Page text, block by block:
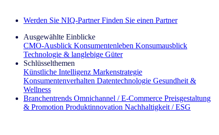
Werden Sie NIQ-Partner Finden Sie einen Partner
Ausgewählte Einblicke
CMO‑Ausblick Konsumentenleben Konsumausblick
Technologie & langlebige Güter
Schlüsselthemen
Künstliche Intelligenz Markenstrategie
Konsumentenverhalten Datentechnologie Gesundheit &
Wellness
Branchentrends Omnichannel / E‑Commerce Preisgestaltung
& Promotion Produktinnovation Nachhaltigkeit / ESG